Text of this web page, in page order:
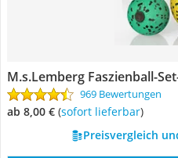
M.s.Lemberg Faszienball-
969 Bewertungen
ab 8,00 € ( Sofort lieferbar)
Preisvergleich